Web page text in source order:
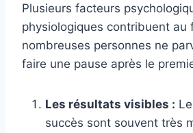
Plusieurs facteurs
physiologiques contribuent au
nombreuses personnes ne
faire une pause après le
Les résultats visibles :
succès sont souvent très